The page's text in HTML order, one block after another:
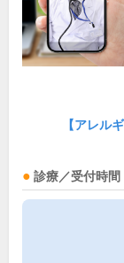
【アレル
診療／受付時間